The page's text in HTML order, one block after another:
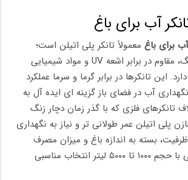
آب برای باغ
برای باغ معمولاً تانکر پلی ‌اتیلن است؛
چراکه سبک، ضد زنگ، مقاوم در برابر اشعه UV و مواد شیمیایی
این تانکرها در برابر گرما و سرما عملکرد
آب در فضای باز گزینه ‌ای ایده‌ آل به
تانکرهای فلزی که با گذر زمان دچار زنگ
پلی ‌اتیلن عمر طولانی ‌تر و نیاز به نگهداری
بسته به اندازه باغ و میزان مصرف
روزانه آب، تانکرهایی با حجم ۱۰۰۰ تا ۵۰۰۰ لیتر انتخاب مناسبی